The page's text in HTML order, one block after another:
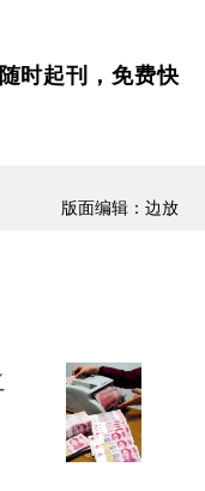
随时起刊，免费快
版面编辑：边放